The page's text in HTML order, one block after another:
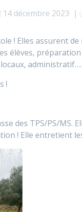
14 décembre 2023 |
! Elles assurent
élèves,
!
des TPS/PS/MS.
! Elle entretient